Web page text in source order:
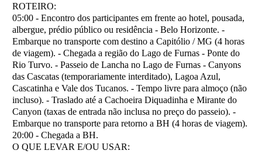
ROTEIRO:
05:00 - Encontro dos participantes em frente ao hotel, pousada,
albergue, prédio público ou residência - Belo Horizonte. -
Embarque no transporte com destino a Capitólio / MG (4 horas
de viagem). - Chegada a região do Lago de Furnas - Ponte do
Rio Turvo. - Passeio de Lancha no Lago de Furnas - Canyons
das Cascatas (temporariamente interditado), Lagoa Azul,
Cascatinha e Vale dos Tucanos. - Tempo livre para almoço (não
incluso). - Traslado até a Cachoeira Diquadinha e Mirante do
Canyon (taxas de entrada não inclusa no preço do passeio). -
Embarque no transporte para retorno a BH (4 horas de viagem).
20:00 - Chegada a BH.
O QUE LEVAR E/OU USAR: